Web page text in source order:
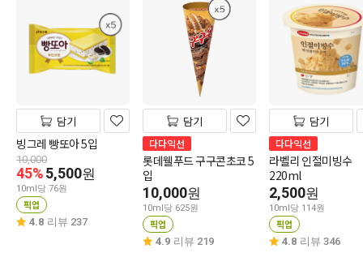
담기
빙그레 빵또아 5입
10,000
45%5,500원
10ml당 76원
픽업
4.8 리뷰 237
담기
다다익선
롯데웰푸드 구구콘초코 5
입
10,000원
10ml당 625원
픽업
4.9 리뷰 219
담기
다다익선
라벨리 인절미빙수
220ml
2,500원
10ml당 114원
픽업
4.8 리뷰 346